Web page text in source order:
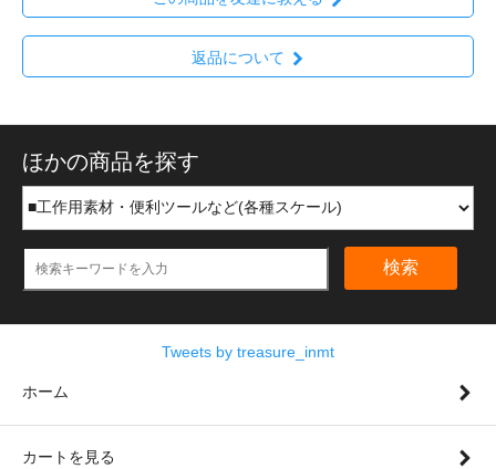
返品について
ほかの商品を探す
検索
Tweets by treasure_inmt
ホーム
カートを見る